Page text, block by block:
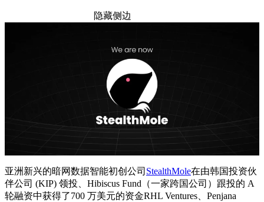
隐藏侧边
亚洲新兴的暗网数据智能初创公司 StealthMole在由韩国投资伙
伴公司 (KIP) 领投、Hibiscus Fund（一家跨国公司）跟投的 A
轮融资中获得了700 万美元的资金RHL Ventures、Penjana